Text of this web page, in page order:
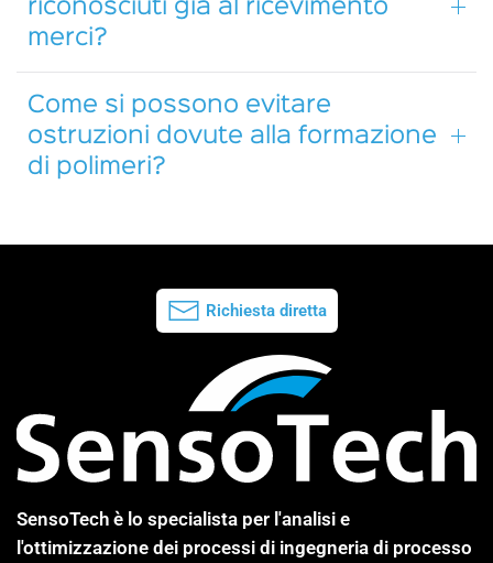
riconosciuti già al ricevimento
merci?
Come si possono evitare
ostruzioni dovute alla formazione
di polimeri?
Richiesta diretta
SensoTech è lo specialista per l'analisi e
l'ottimizzazione dei processi di ingegneria di processo